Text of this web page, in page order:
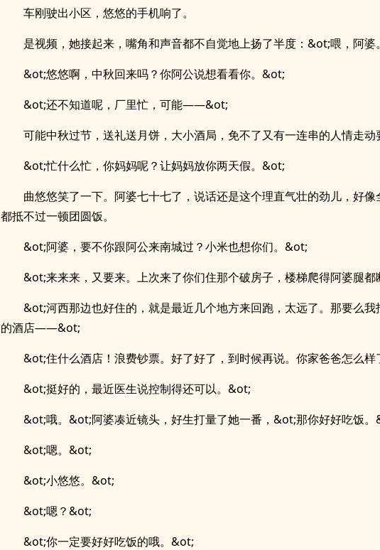
车刚驶出小区，悠悠的手机响了。
是视频，她接起来，嘴角和声音都不自觉地上扬了半度：&ot;喂，阿
&ot;悠悠啊，中秋回来吗？你阿公说想看看你。&ot;
&ot;还不知道呢，厂里忙，可能——&ot;
可能中秋过节，送礼送月饼，大小酒局，免不了又有一连串的人情走动
&ot;忙什么忙，你妈妈呢？让妈妈放你两天假。&ot;
曲悠悠笑了一下。阿婆七十七了，说话还是这个理直气壮的劲儿，好像
都抵不过一顿团圆饭。
&ot;阿婆，要不你跟阿公来南城过？小米也想你们。&ot;
&ot;来来来，又要来。上次来了你们住那个破房子，楼梯爬得阿婆腿
&ot;河西那边也好住的，就是最近几个地方来回跑，太远了。那要么我
的酒店——&ot;
&ot;住什么酒店！浪费钞票。好了好了，到时候再说。你家爸爸怎么
&ot;挺好的，最近医生说控制得还可以。&ot;
&ot;哦。&ot;阿婆凑近镜头，好生打量了她一番，&ot;那你好好吃饭。
&ot;嗯。&ot;
&ot;小悠悠。&ot;
&ot;嗯？&ot;
&ot;你一定要好好吃饭的哦。&ot;